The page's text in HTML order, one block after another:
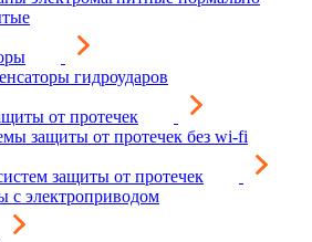
гидроударов
от протечек
защиты от протечек без wi-fi
защиты от протечек
с электроприводом